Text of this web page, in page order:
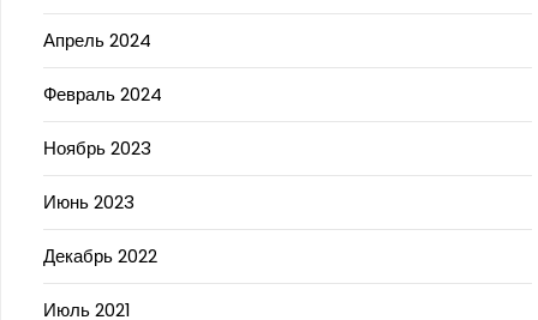
Апрель 2024
Февраль 2024
Ноябрь 2023
Июнь 2023
Декабрь 2022
Июль 2021